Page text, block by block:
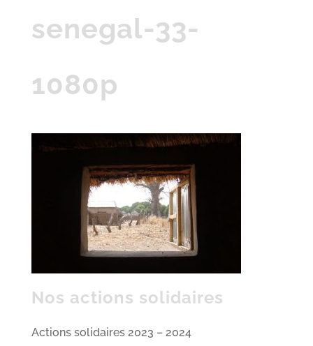
senegal-33-
1080p
Nos actions solidaires
Actions solidaires 2023 – 2024